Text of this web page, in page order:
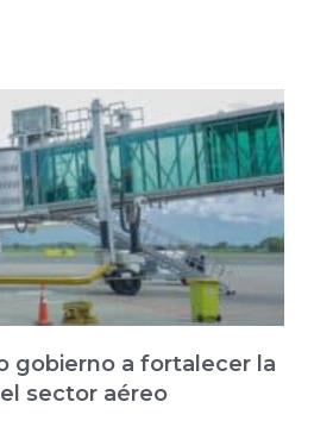
gobierno a fortalecer la
sector aéreo